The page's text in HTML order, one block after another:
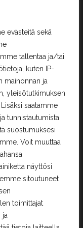
evästeitä sekä
tallentaa ja/tai
kuten IP-
mainonnan ja
yleisötutkimuksen
saatamme
tunnistautumista
suostumuksesi
Voit muuttaa
näyttösi
sitoutuneet
toimittajat
ja
- 17